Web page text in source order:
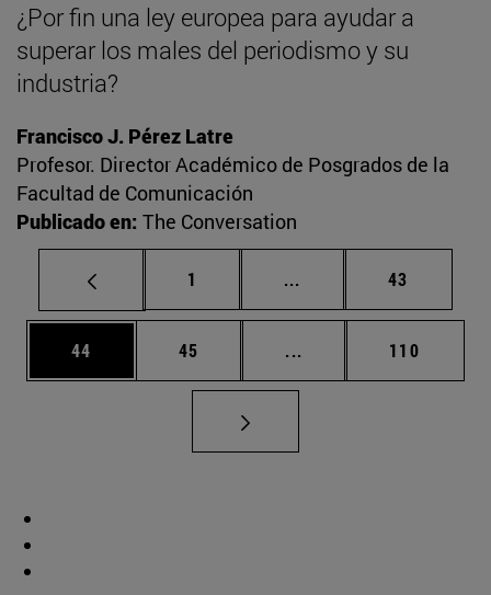
¿Por fin una ley europea para ayudar a
superar los males del periodismo y su
industria?
Francisco J. Pérez Latre
Profesor. Director Académico de Posgrados de la
Facultad de Comunicación
Publicado en: The Conversation
Página
1 ... Páginas intermedias
Página
43
Página
44 Página
45 ... Páginas intermedias
Página
110